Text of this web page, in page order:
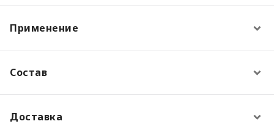
Применение
Состав
Доставка